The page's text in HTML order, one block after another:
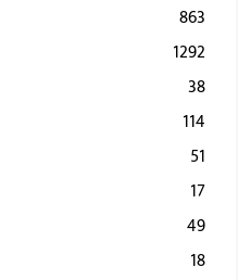
863
1292
38
114
51
17
49
18